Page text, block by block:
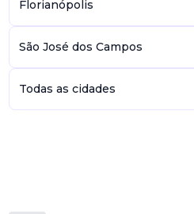
Florianópolis
São José dos Campos
Todas as cidades